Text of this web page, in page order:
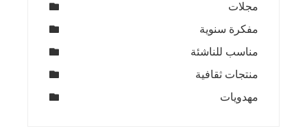
مجلات
مفكرة سنوية
مناسب للناشئة
منتجات ثقافية
مهدويات